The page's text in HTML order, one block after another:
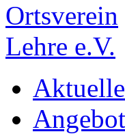
Ortsverein
Lehre e.V.